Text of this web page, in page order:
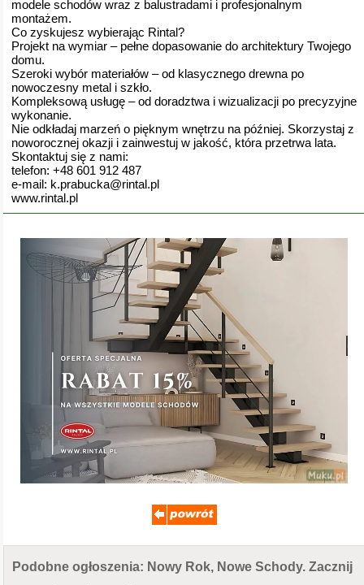
modele schodów wraz z balustradami i profesjonalnym
montażem.
Co zyskujesz wybierając Rintal?
Projekt na wymiar – pełne dopasowanie do architektury Twojego
domu.
Szeroki wybór materiałów – od klasycznego drewna po
nowoczesny metal i szkło.
Kompleksową usługę – od doradztwa i wizualizacji po precyzyjne
wykonanie.
Nie odkładaj marzeń o pięknym wnętrzu na później. Skorzystaj z
noworocznej okazji i zainwestuj w jakość, która przetrwa lata.
Skontaktuj się z nami:
telefon: +48 601 912 487
e-mail: k.prabucka@rintal.pl
www.rintal.pl
Podobne ogłoszenia: Nowy Rok, Nowe Schody. Zacznij